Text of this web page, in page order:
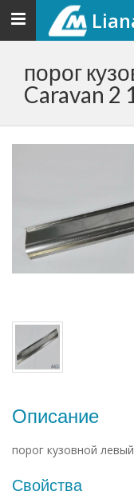
Toggle
navigation
порог
Caravan 2
Описание
порог кузовной
Свойства